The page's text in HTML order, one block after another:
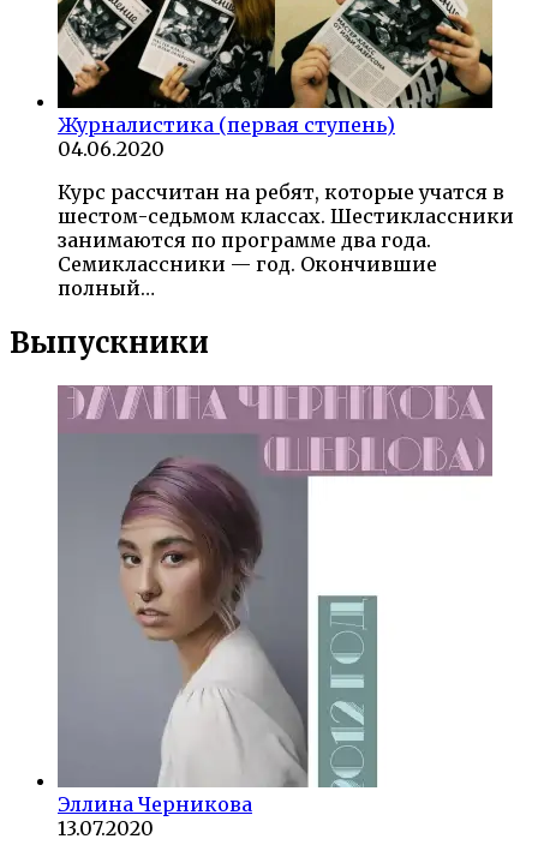
Журналистика (первая ступень)
04.06.2020
Курс рассчитан на ребят, которые учатся в
шестом-седьмом классах. Шестиклассники
занимаются по программе два года.
Семиклассники — год. Окончившие
полный…
Выпускники
Эллина Черникова
13.07.2020